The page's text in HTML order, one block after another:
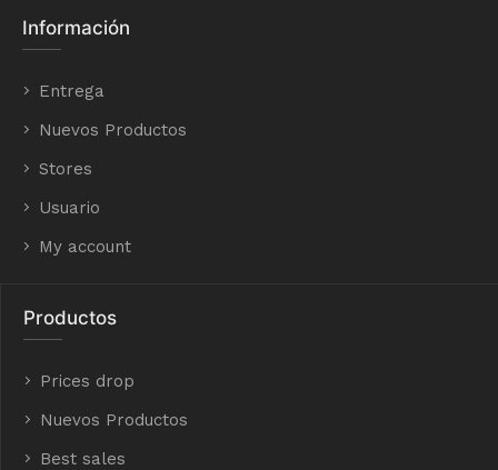
Información
Entrega
Nuevos Productos
Stores
Usuario
My account
Productos
Prices drop
Nuevos Productos
Best sales